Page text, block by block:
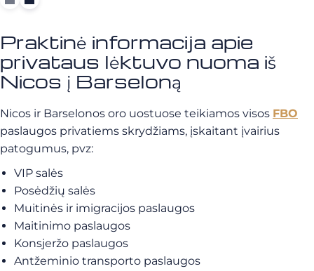
Praktinė informacija apie
privataus lėktuvo nuoma iš
Nicos į Barseloną
Nicos ir Barselonos oro uostuose teikiamos visos FBO
paslaugos privatiems skrydžiams, įskaitant įvairius
patogumus, pvz:
VIP salės
Posėdžių salės
Muitinės ir imigracijos paslaugos
Maitinimo paslaugos
Konsjeržo paslaugos
Antžeminio transporto paslaugos